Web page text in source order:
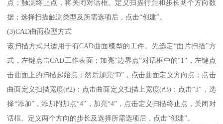
点；触测终止点，将关闭对话框。定义扫描行距和步长两个方向数
据；选择扫描触测类型及所需选项后，点击“创建”。
(3)CAD曲面模型方式
该扫描方式只适用于有CAD曲面模型的工件。先选定“面片扫描”方
式，左键点击CAD工作表面；加亮“边界点”对话框中的“1”，左键点
击曲面上的扫描起始点；然后加亮“D”，点击曲面定义方向点；点击
曲面定义扫描宽度(#2)；点击曲面定义扫描上宽度(#3)；点击“3”，选
择“添加”，添加附加点“4”，加亮“4”，点击定义扫描终止点，关闭对
话框。定义两个方向的步长及选择所需选项后，点击“创建”。